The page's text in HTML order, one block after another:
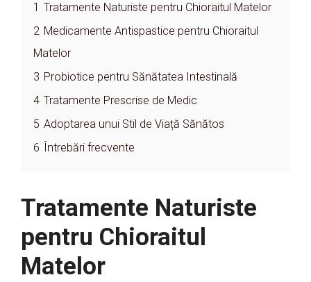
1 Tratamente Naturiste pentru Chioraitul Matelor
2 Medicamente Antispastice pentru Chioraitul
Matelor
3 Probiotice pentru Sănătatea Intestinală
4 Tratamente Prescrise de Medic
5 Adoptarea unui Stil de Viață Sănătos
6
Întrebări frecvente
Tratamente Naturiste
pentru Chioraitul
Matelor